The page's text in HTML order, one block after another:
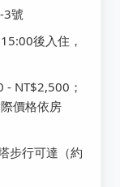
3號
後入住，
- NT$2,500；
價格依房
步行可達（約